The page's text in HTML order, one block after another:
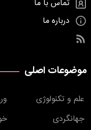
تماس با ما
درباره ما
موضوعات اصلی
علم و تکنولوژی
جهانگردی